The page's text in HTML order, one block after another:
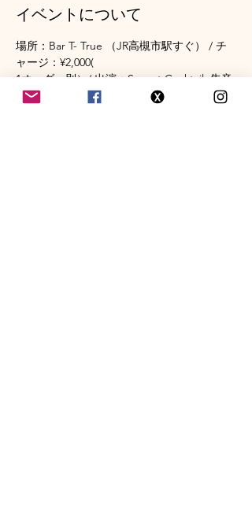
イベントについて
場所：Bar T- True （JR高槻市駅すぐ） / チ
ャージ：¥2,000(
1オーダー別）/ 出演：Sunset Cocktail, 朱音
（二胡  紫苑・鍵盤 マシュケ）